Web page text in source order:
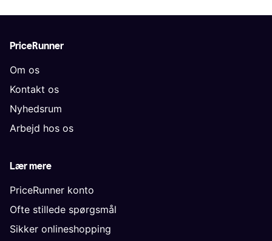
PriceRunner
Om os
Kontakt os
Nyhedsrum
Arbejd hos os
Lær mere
PriceRunner konto
Ofte stillede spørgsmål
Sikker onlineshopping